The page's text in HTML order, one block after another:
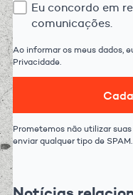
Eu concordo em
comunicações.
Ao informar os meus dados,
Privacidade.
Prometemos não utilizar
enviar qualquer tipo de SPAM.